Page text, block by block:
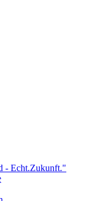
- Echt.Zukunft."